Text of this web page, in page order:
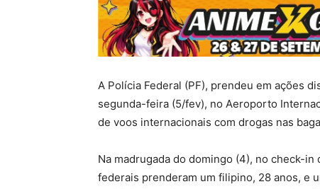
A Polícia Federal (PF), prendeu em ações
segunda-feira (5/fev), no Aeroporto
de voos internacionais com drogas nas
Na madrugada do domingo (4), no check-
federais prenderam um filipino, 28 anos, e